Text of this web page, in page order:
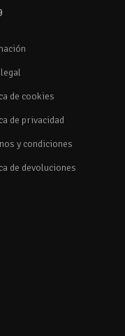
de cookies
de privacidad
y condiciones
de devoluciones